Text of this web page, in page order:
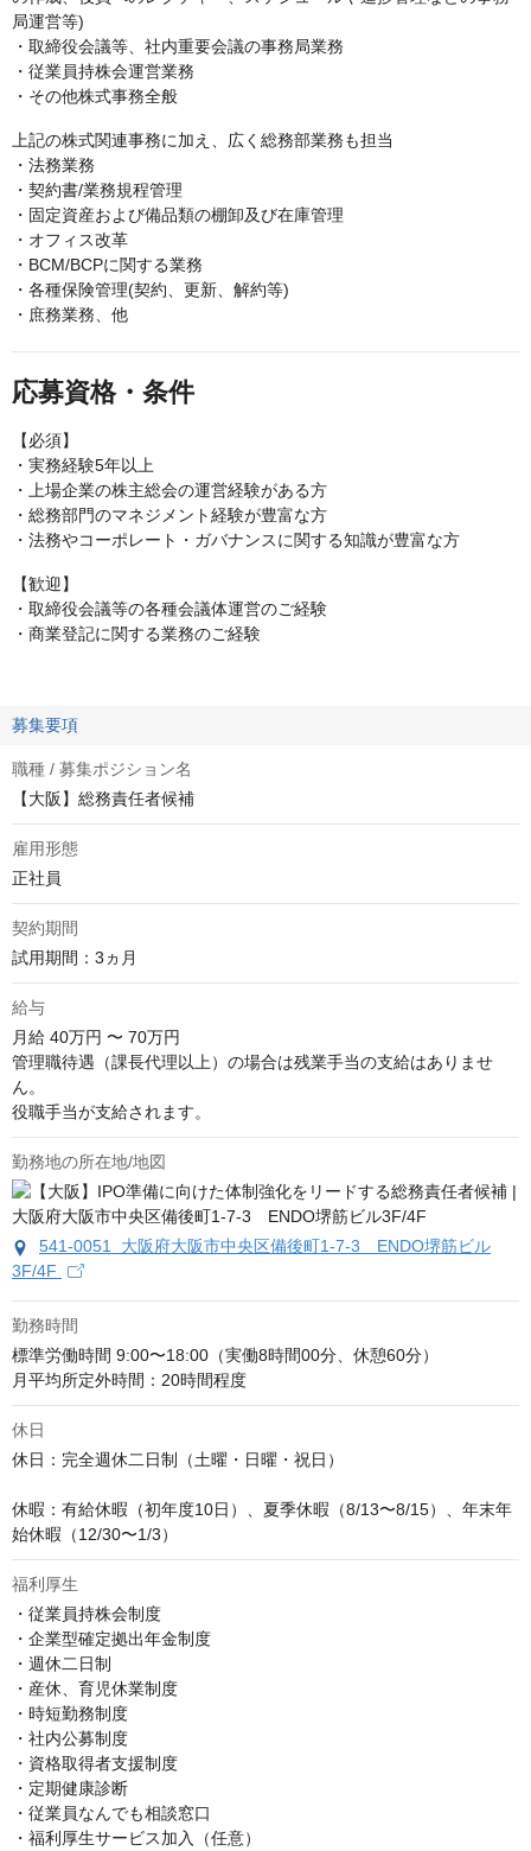
局運営等)
・取締役会議等、社内重要会議の事務局業務
・従業員持株会運営業務
・その他株式事務全般
上記の株式関連事務に加え、広く総務部業務も担当
・法務業務
・契約書/業務規程管理
・固定資産および備品類の棚卸及び在庫管理
・オフィス改革
・BCM/BCPに関する業務
・各種保険管理(契約、更新、解約等)
・庶務業務、他
応募資格・条件
【必須】
・実務経験5年以上
・上場企業の株主総会の運営経験がある方
・総務部門のマネジメント経験が豊富な方
・法務やコーポレート・ガバナンスに関する知識が豊富な方
【歓迎】
・取締役会議等の各種会議体運営のご経験
・商業登記に関する業務のご経験
募集要項
職種 / 募集ポジション名
【大阪】総務責任者候補
雇用形態
正社員
契約期間
試用期間：3ヵ月
給与
月給 40万円 〜 70万円
管理職待遇（課長代理以上）の場合は残業手当の支給はありませ
ん。
役職手当が支給されます。
勤務地の所在地/地図
541-0051 大阪府大阪市中央区備後町1-7-3 ENDO堺筋ビル
3F/4F
勤務時間
標準労働時間 9:00〜18:00（実働8時間00分、休憩60分）
月平均所定外時間：20時間程度
休日
休日：完全週休二日制（土曜・日曜・祝日）
休暇：有給休暇（初年度10日）、夏季休暇（8/13〜8/15）、年末年
始休暇（12/30〜1/3）
福利厚生
・従業員持株会制度
・企業型確定拠出年金制度
・週休二日制
・産休、育児休業制度
・時短勤務制度
・社内公募制度
・資格取得者支援制度
・定期健康診断
・従業員なんでも相談窓口
・福利厚生サービス加入（任意）